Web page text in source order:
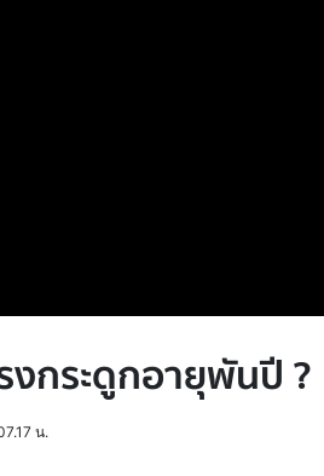
กระดูกอายุพันปี ?
น.